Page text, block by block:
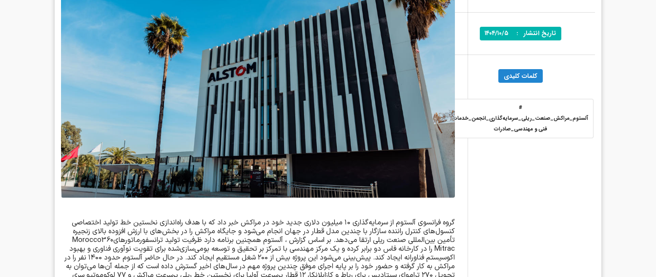
تاریخ انتشار: ۱۴۰۴/۱۰/۵
کلمات کلیدی
#
آلستوم_مراکش_صنعت_ریلی_سرمایه‌گذاری_انجمن_خدمات
فنی و مهندسی_صادرات
گروه فرانسوی آلستوم از سرمایه‌گذاری ۱۰میلیون دلاری جدید خود در مراکش خبر داد که با هدف راه‌اندازی نخستین خط تولید اختصاصی
کنسول‌های کنترل راننده سازگار با چندین مدل قطار در جهان انجام می‌شود و جایگاه مراکش را در بخش‌های با ارزش افزوده بالای زنجیره
تأمین بین‌المللی صنعت ریلی ارتقا می‌دهد. بر اساس گزارشMorocco360 ، آلستوم همچنین برنامه دارد ظرفیت تولید ترانسفورماتورهای
Mitrac را در کارخانه فاس دو برابر کرده و یک مرکز مهندسی با تمرکز بر تحقیق و توسعه بومی‌سازی‌شده برای تقویت نوآوری فناوری و بهبود
اکوسیستم فناورانه ایجاد کند. پیش‌بینی می‌شود این پروژه بیش از ۲۰۰شغل مستقیم ایجاد کند. در حال حاضر آلستوم حدود ۱۴۰۰نفر را در
مراکش به کار گرفته و حضور خود را بر پایه اجرای موفق چندین پروژه مهم در سال‌های اخیر گسترش داده است که از جمله آن‌ها می‌توان به
تحویل ۲۷۰تراموای سیتادیس برای رباط و کازابلانکا، ۱۲قطار پرسرعت آولیا برای نخستین خط ریلی پرسرعت مراکش و۷۷لوکوموتیو سری